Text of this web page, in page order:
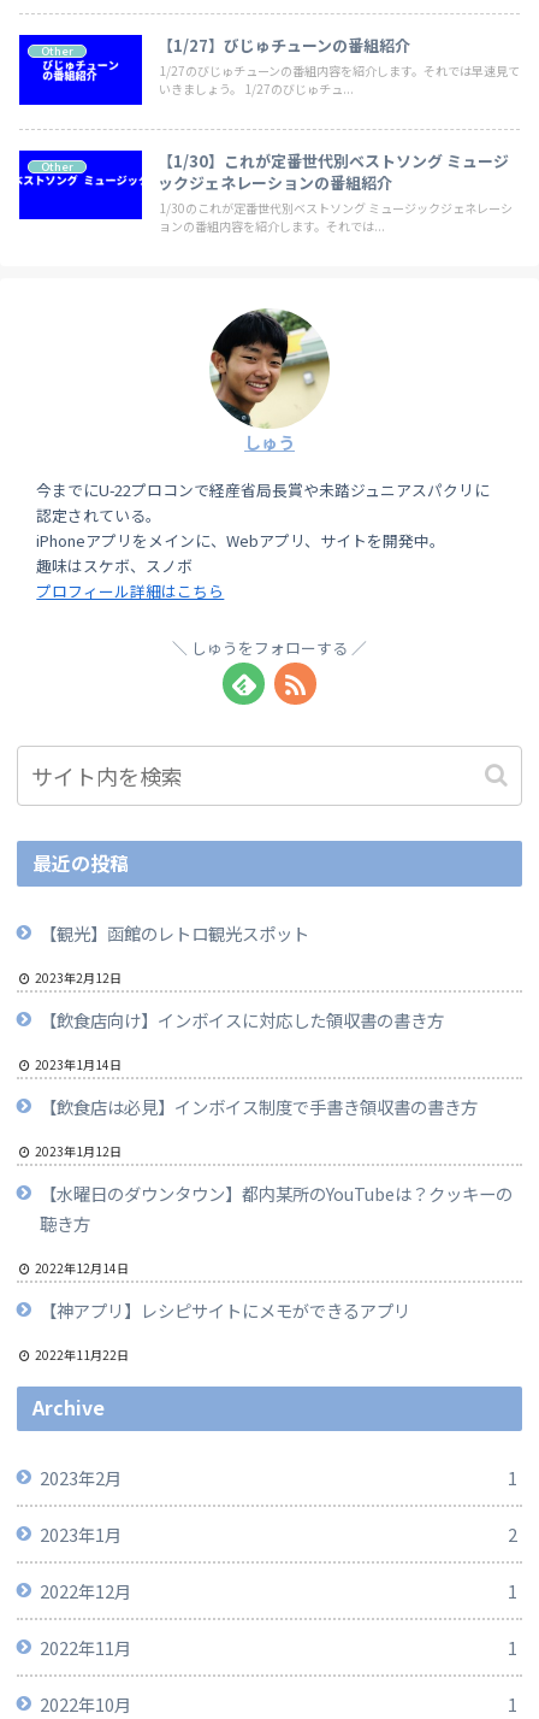
Other 【1/27】びじゅチューンの番組紹介
1/27のびじゅチューンの番組内容を紹介します。それでは早速見て
いきましょう。 1/27のびじゅチュ...
Other
【1/30】これが定番世代別ベストソング ミュージ
ックジェネレーションの番組紹介
1/30のこれが定番世代別ベストソング ミュージックジェネレーシ
ョンの番組内容を紹介します。それでは...
しゅう
今までにU-22プロコンで経産省局長賞や未踏ジュニアスパクリに
認定されている。
iPhoneアプリをメインに、Webアプリ、サイトを開発中。
趣味はスケボ、スノボ
プロフィール詳細はこちら
しゅうをフォローする
最近の投稿
【観光】函館のレトロ観光スポット
2023年2月12日
【飲食店向け】インボイスに対応した領収書の書き方
2023年1月14日
【飲食店は必見】インボイス制度で手書き領収書の書き方
2023年1月12日
【水曜日のダウンタウン】都内某所のYouTubeは？クッキーの
聴き方
2022年12月14日
【神アプリ】レシピサイトにメモができるアプリ
2022年11月22日
Archive
2023年2月 1
2023年1月 2
2022年12月 1
2022年11月 1
2022年10月 1